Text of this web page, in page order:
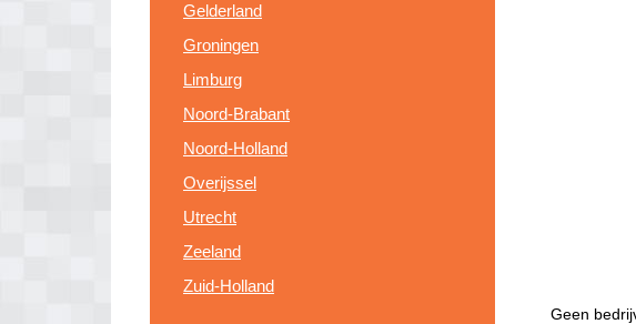
Gelderland
Groningen
Limburg
Noord-Brabant
Noord-Holland
Overijssel
Utrecht
Zeeland
Zuid-Holland
Geen